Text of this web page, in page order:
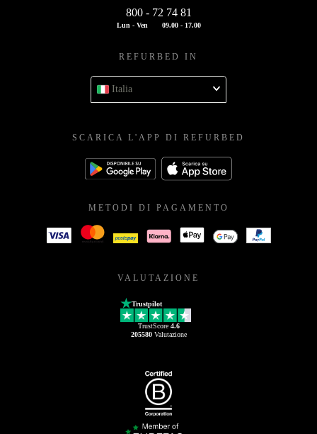
800 - 72 74 81
Lun - Ven 09.00 - 17.00
REFURBED IN
Italia
SCARICA L'APP DI REFURBED
METODI DI PAGAMENTO
VALUTAZIONE
Trustpilot
TrustScore 4.6
205580Valutazione